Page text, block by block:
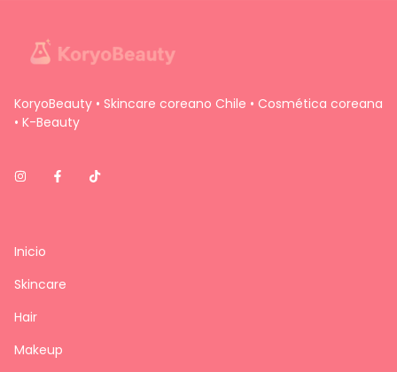
KoryoBeauty • Skincare coreano Chile • Cosmética coreana
• K-Beauty
Inicio
Skincare
Hair
Makeup